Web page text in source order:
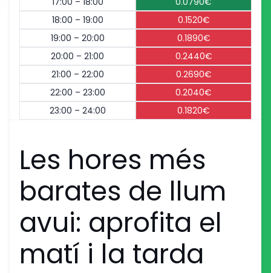
18:00 – 19:00
0.1520€
19:00 – 20:00
0.1890€
20:00 – 21:00
0.2440€
21:00 – 22:00
0.2690€
22:00 – 23:00
0.2040€
23:00 – 24:00
0.1820€
Les hores més
barates de llum
avui: aprofita el
matí i la tarda